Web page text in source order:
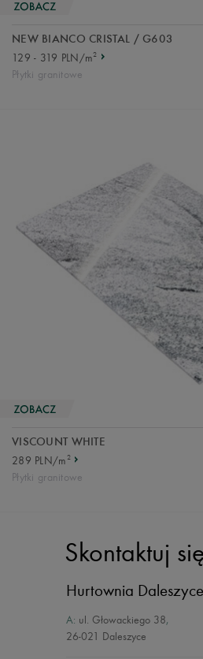
NEW BIANCO CRISTAL / G603
129 - 319 PLN/m2
Płytki granitowe
VISCOUNT WHITE
289 PLN/m2
Płytki granitowe
Skontaktuj
Hurtownia Daleszyce
A: ul. Głowackiego 38,
26-021 Daleszyce